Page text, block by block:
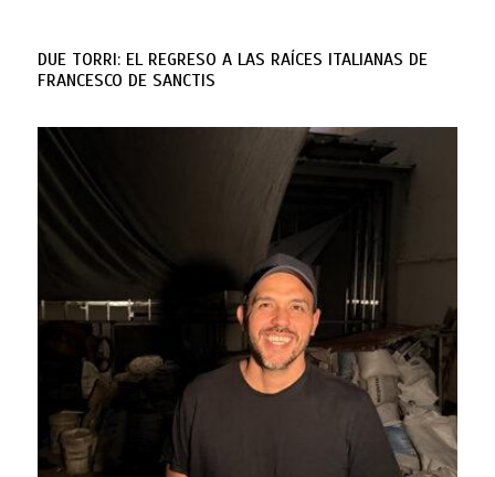
DUE TORRI: EL REGRESO A LAS RAÍCES ITALIANAS DE
FRANCESCO DE SANCTIS